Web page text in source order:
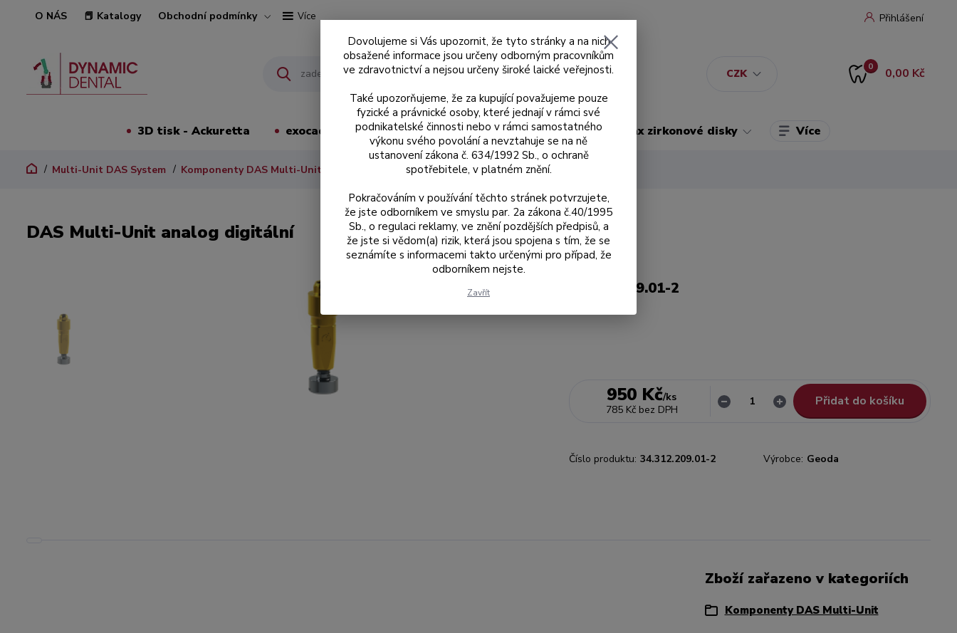
O NÁS 📕 Katalogy Obchodní podmínky Více
CZK
Přihlášení
Hledat 0 0,00 Kč
3D tisk - Ackuretta exocad Skenery MEDIT Sagemax Sagemax zirkonové disky Více
Multi-Unit DAS System Komponenty DAS Multi-Unit DAS Multi-Unit analog digitální
DAS Multi-Unit analog digitální
34.312.209.01-2
950 Kč/ks
785 Kč bez DPH
Přidat do košíku
Číslo produktu: 34.312.209.01-2 Výrobce: Geoda
Zboží zařazeno v kategoriích
Komponenty DAS Multi-Unit
Dovolujeme si Vás upozornit, že tyto stránky a na nich
obsažené informace jsou určeny odborným pracovníkům
ve zdravotnictví a nejsou určeny široké laické veřejnosti.
Také upozorňujeme, že za kupující považujeme pouze
fyzické a právnické osoby, které jednají v rámci své
podnikatelské činnosti nebo v rámci samostatného
výkonu svého povolání a nevztahuje se na ně
ustanovení zákona č. 634/1992 Sb., o ochraně
spotřebitele, v platném znění.
Pokračováním v používání těchto stránek potvrzujete,
že jste odborníkem ve smyslu par. 2a zákona č.40/1995
Sb., o regulaci reklamy, ve znění pozdějších předpisů, a
že jste si vědom(a) rizik, která jsou spojena s tím, že se
seznámíte s informacemi takto určenými pro případ, že
odborníkem nejste.
Zavřít